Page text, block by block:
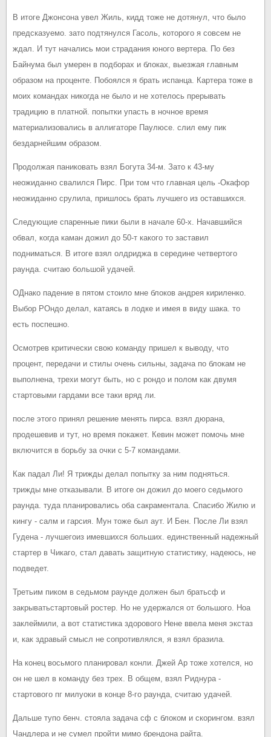
В итоге Джонсона увел Жиль, кидд тоже не дотянул, что было
предсказуемо. зато подтянулся Гасоль, которого я совсем не
ждал. И тут начались мои страдания юного вертера. По без
Байнума был умерен в подборах и блоках, выезжая главным
образом на проценте. Побоялся я брать испанца. Картера тоже в
моих командах никогда не было и не хотелось прерывать
традицию в платной. попытки упасть в ночное время
материализовались в аллигаторе Паулюсе. слил ему пик
бездарнейшим образом.
Продолжая паниковать взял Богута 34-м. Зато к 43-му
неожиданно свалился Пирс. При том что главная цель -Окафор
неожиданно срулила, пришлось брать лучшего из оставшихся.
Следующие спаренные пики были в начале 60-х. Начавшийся
обвал, когда каман дожил до 50-т какого то заставил
подниматься. В итоге взял олдриджа в середине четвертого
раунда. считаю большой удачей.
ОДнако падение в пятом стоило мне блоков андрея кириленко.
Выбор РОндо делал, катаясь в лодке и имея в виду шака. то
есть поспешно.
Осмотрев критически свою команду пришел к выводу, что
процент, передачи и стилы очень сильны, задача по блокам не
выполнена, трехи могут быть, но с рондо и полом как двумя
стартовыми гардами все таки вряд ли.
после этого принял решение менять пирса. взял дюрана,
продешевив и тут, но время покажет. Кевин может помочь мне
включится в борьбу за очки с 5-7 командами.
Как падал Ли! Я трижды делал попытку за ним подняться.
трижды мне отказывали. В итоге он дожил до моего седьмого
раунда. туда планировались оба сакраментала. Спасибо Жилю и
кингу - салм и гарсия. Мун тоже был аут. И Бен. После Ли взял
Гудена - лучшегоиз имевшихся больших. единственный надежный
стартер в Чикаго, стал давать защитную статистику, надеюсь, не
подведет.
Третьим пиком в седьмом раунде должен был братьсф и
закрыватьстартовый ростер. Но не удержался от большого. Ноа
заклеймили, а вот статистика здорового Нене ввела меня экстаз
и, как здравый смысл не сопротивлялся, я взял бразила.
На конец восьмого планировал конли. Джей Ар тоже хотелся, но
он не шел в команду без трех. В общем, взял Риднура -
стартового пг милуоки в конце 8-го раунда, считаю удачей.
Дальше тупо бенч. стояла задача сф с блоком и скорингом. взял
Чандлера и не сумел пройти мимо брендона райта.